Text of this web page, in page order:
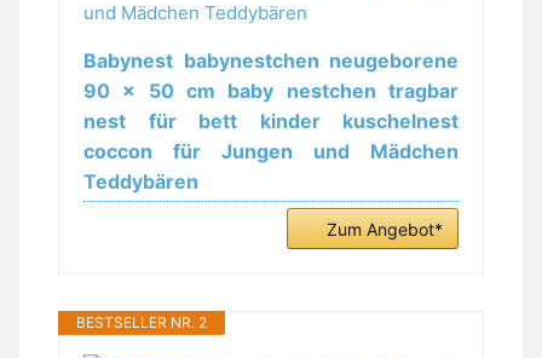
Babynest babynestchen neugeborene
90 x 50 cm baby nestchen tragbar
nest für bett kinder kuschelnest
coccon für Jungen und Mädchen
Teddybären
Zum Angebot*
BESTSELLER NR. 2